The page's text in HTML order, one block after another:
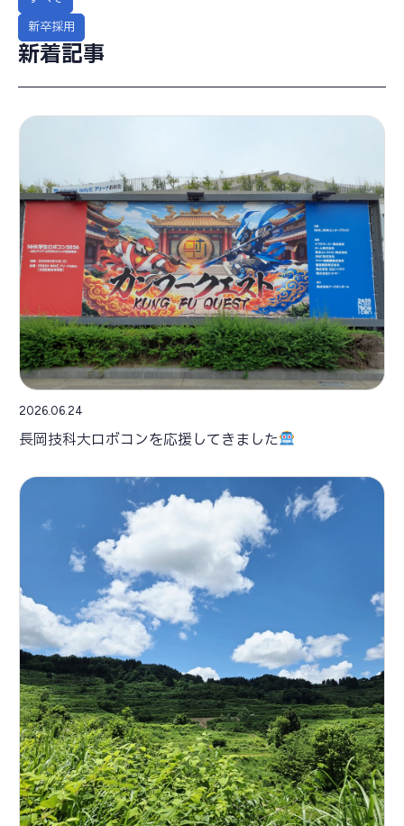
新卒採用
新着記事
2026.06.24
長岡技科大ロボコンを応援してきました